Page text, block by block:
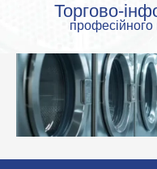
Торгово-